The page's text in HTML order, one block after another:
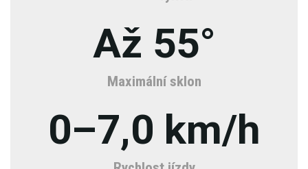
Až 55°
Maximální sklon
0–7,0 km/h